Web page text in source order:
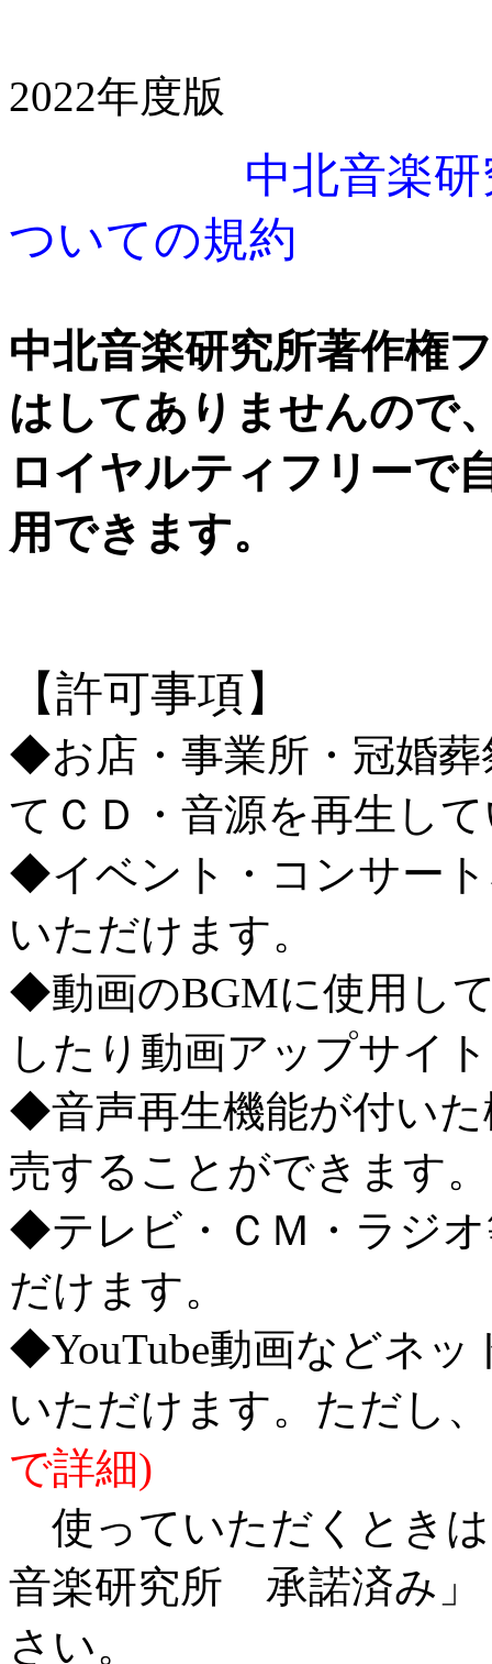
2022年度版
中北音楽
ついての規約
中北音楽研究所著作権
はしてありませんので
ロイヤルティフリーで
用できます。
【許可事項】
◆お店・事業所・冠婚葬
てＣＤ・音源を再生し
◆イベント・コンサー
いただけます。
◆動画のBGMに使用し
したり動画アップサイ
◆音声再生機能が付い
売することができます。
◆テレビ・ＣＭ・ラジ
だけます。
◆YouTube動画などネッ
いただけます。ただし、
で詳細)
使っていただくとき
音楽研究所 承諾済み」
さい。